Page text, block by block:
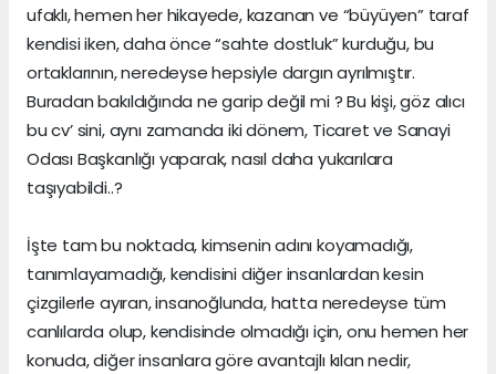
ufaklı, hemen her hikayede, kazanan ve “büyüyen” taraf
kendisi iken, daha önce “sahte dostluk” kurduğu, bu
ortaklarının, neredeyse hepsiyle dargın ayrılmıştır.
Buradan bakıldığında ne garip değil mi ? Bu kişi, göz alıcı
bu cv’ sini, aynı zamanda iki dönem, Ticaret ve Sanayi
Odası Başkanlığı yaparak, nasıl daha yukarılara
taşıyabildi..?
İşte tam bu noktada, kimsenin adını koyamadığı,
tanımlayamadığı, kendisini diğer insanlardan kesin
çizgilerle ayıran, insanoğlunda, hatta neredeyse tüm
canlılarda olup, kendisinde olmadığı için, onu hemen her
konuda, diğer insanlara göre avantajlı kılan nedir,